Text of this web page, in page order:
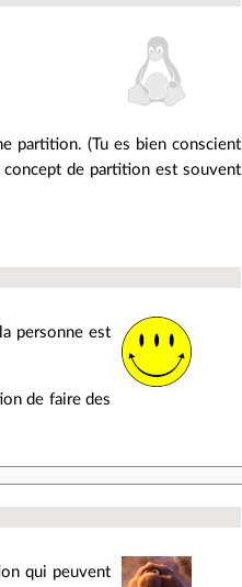
partition. (Tu es bien conscient
de partition est souvent
personne est
de faire des
qui peuvent